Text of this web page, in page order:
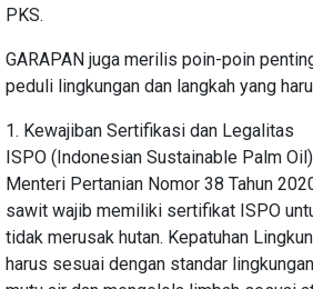
PKS.
GARAPAN juga merilis poin-poin
peduli lingkungan dan langkah yang
1. Kewajiban Sertifikasi dan Legalitas
ISPO (Indonesian Sustainable Palm
Menteri Pertanian Nomor 38 Tahun
sawit wajib memiliki sertifikat ISPO
tidak merusak hutan. Kepatuhan
harus sesuai dengan standar